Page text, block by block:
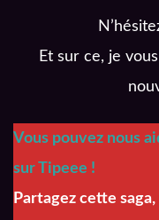
Et sur ce, je
Vous pouvez nous
sur Tipeee !
Partagez cette